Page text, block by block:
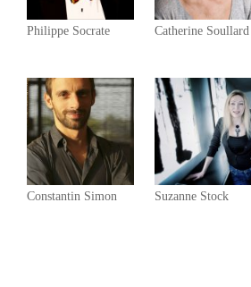
Philippe Socrate Catherine Soullard
Constantin Simon Suzanne Stock